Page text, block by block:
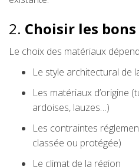
2. Choisir les
Le choix des matériaux
Le style architectural de
Les matériaux d’origine
ardoises, lauzes…)
Les contraintes
classée ou protégée)
Le climat de la région